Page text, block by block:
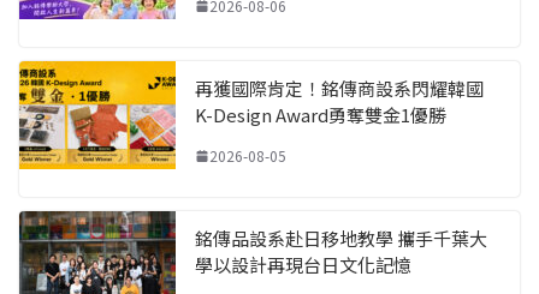
2026-08-06
再獲國際肯定！銘傳商設系閃耀韓國
K-Design Award勇奪雙金1優勝
2026-08-05
銘傳品設系赴日移地教學 攜手千葉大
學以設計再現台日文化記憶